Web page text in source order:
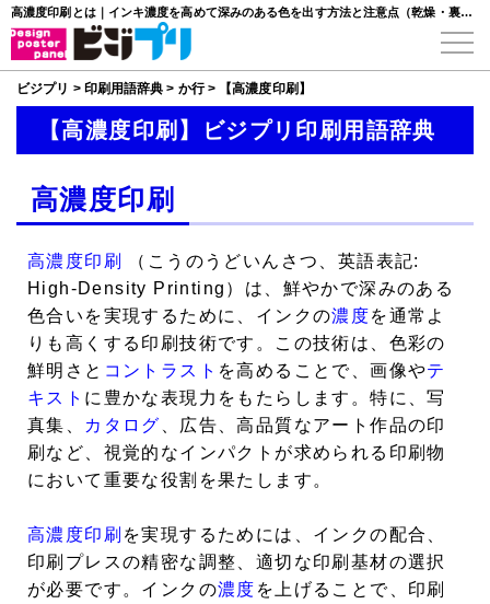
高濃度印刷とは｜インキ濃度を高めて深みのある色を出す方法と注意点（乾燥・裏移り）
ビジプリ > 印刷用語辞典 > か行> 【高濃度印刷】
【高濃度印刷】ビジプリ印刷用語辞典
高濃度印刷
高濃度印刷
（こうのうどいんさつ、英語表記:
High-Density Printing）は、鮮やかで深みのある
色合いを実現するために、インクの濃度を通常よ
りも高くする印刷技術です。この技術は、色彩の
鮮明さと コントラスト を高めることで、画像やテ
キスト に豊かな表現力をもたらします。特に、写
真集、
カタログ
、広告、高品質なアート作品の印
刷など、視覚的なインパクトが求められる印刷物
において重要な役割を果たします。
高濃度印刷 を実現するためには、インクの配合、
印刷プレスの精密な調整、適切な印刷基材の選択
が必要です。インクの濃度 を上げることで、印刷